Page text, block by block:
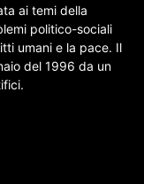
ai temi della
politico-sociali
umani e la pace. Il
del 1996 da un